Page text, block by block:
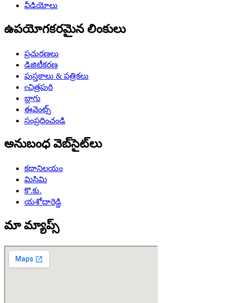
వీడియోలు
ఉపయోగకరమైన లింకులు
ప్రచురణలు
డిజిటీకరణ
పుస్తకాలు & పత్రికలు
eచిత్రపురి
బ్లాగు
ఈవెంట్స్
సంప్రదించండి
అనుబంధ వెబ్‌సైట్‌లు
కథానిలయం
మిసిమి
కొ.కు.
యశోదారెడ్డి
మా మ్యాప్స్